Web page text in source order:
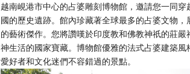
越南峴港市中心的占婆雕刻博物館，邀請您一同
國的歷史遺跡。館內珍藏著全球最多的占婆文物
的藝術傑作。您將讚嘆於印度教和佛教神祇的莊
神生活的國家寶藏。博物館優雅的法式占婆建築
愛好者和文化迷們不容錯過的景點。